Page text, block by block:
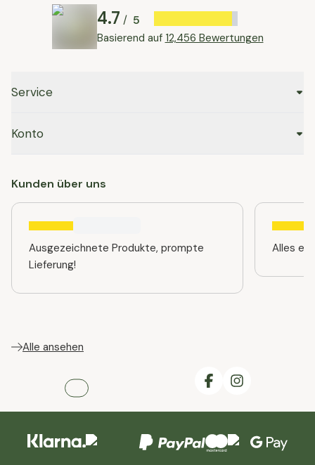
4.7 / 5
Basierend auf 12,456 Bewertungen
Service
Konto
Kunden über uns
Ausgezeichnete Produkte, prompte
Lieferung!
Alles
Alle ansehen